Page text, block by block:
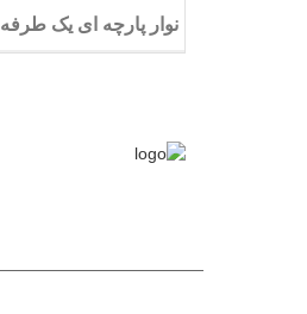
نوار دو طرفه کلاه گیس
نوار پارچه ای یک طرفه